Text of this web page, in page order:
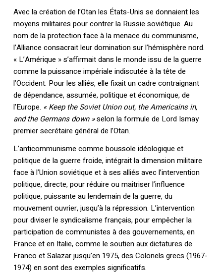
Avec la création de l’Otan les États-Unis se donnaient les
moyens militaires pour contrer la Russie soviétique. Au
nom de la protection face à la menace du communisme,
l’Alliance consacrait leur domination sur l’hémisphère nord.
« L’Amérique » s’affirmait dans le monde issu de la guerre
comme la puissance impériale indiscutée à la tête de
l’Occident. Pour les alliés, elle fixait un cadre contraignant
de dépendance, assumée, politique et économique, de
l’Europe. « Keep the Soviet Union out, the Americains in,
and the Germans down »selon la formule de Lord Ismay
premier secrétaire général de l’Otan.
L’anticommunisme comme boussole idéologique et
politique de la guerre froide, intégrait la dimension militaire
face à l’Union soviétique et à ses alliés avec l’intervention
politique, directe, pour réduire ou maitriser l’influence
politique, puissante au lendemain de la guerre, du
mouvement ouvrier, jusqu’à la répression. L’intervention
pour diviser le syndicalisme français, pour empêcher la
participation de communistes à des gouvernements, en
France et en Italie, comme le soutien aux dictatures de
Franco et Salazar jusqu’en 1975, des Colonels grecs (1967-
1974) en sont des exemples significatifs.